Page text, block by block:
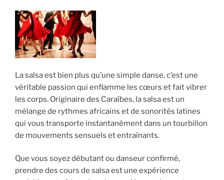
La salsa est bien plus qu’une simple danse, c’est une
véritable passion qui enflamme les cœurs et fait vibrer
les corps. Originaire des Caraïbes, la salsa est un
mélange de rythmes africains et de sonorités latines
qui vous transporte instantanément dans un tourbillon
de mouvements sensuels et entraînants.
Que vous soyez débutant ou danseur confirmé,
prendre des cours de salsa est une expérience